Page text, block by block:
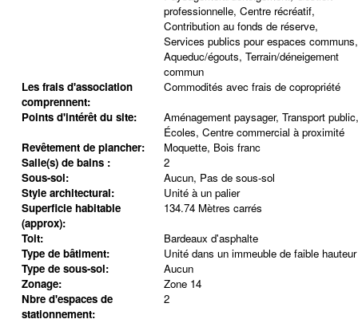
professionnelle, Centre récréatif,
Contribution au fonds de réserve,
Services publics pour espaces communs,
Aqueduc/égouts, Terrain/déneigement
commun
Les frais d'association
comprennent:
Commodités avec frais de copropriété
Points d'intérêt du site:
Aménagement paysager, Transport public,
Écoles, Centre commercial à proximité
Revêtement de plancher:
Moquette, Bois franc
Salle(s) de bains :
2
Sous-sol:
Aucun, Pas de sous-sol
Style architectural:
Unité à un palier
Superficie habitable
(approx):
134.74 Mètres carrés
Toit:
Bardeaux d'asphalte
Type de bâtiment:
Unité dans un immeuble de faible hauteur
Type de sous-sol:
Aucun
Zonage:
Zone 14
Nbre d'espaces de
stationnement:
2